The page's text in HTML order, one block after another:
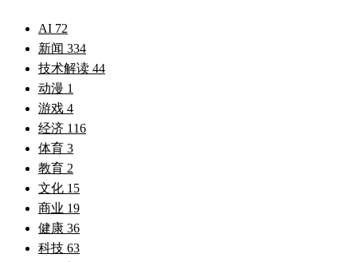
AI 72
新闻 334
技术解读 44
动漫 1
游戏 4
经济 116
体育 3
教育 2
文化 15
商业 19
健康 36
科技 63